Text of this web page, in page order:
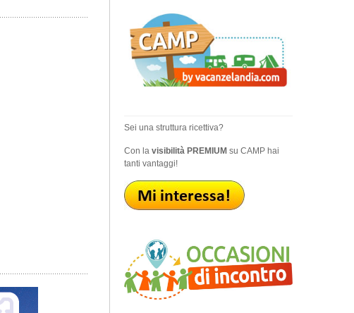
Sei una struttura ricettiva?
Con la visibilità PREMIUMsu CAMP hai
tanti vantaggi!